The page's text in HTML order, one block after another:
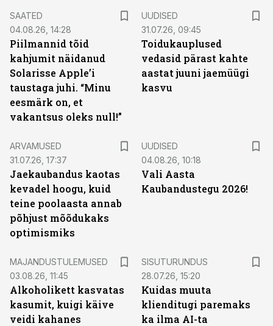
SAATED
04.08.26, 14:28
Piilmannid tõid
kahjumit näidanud
Solarisse Apple’i
taustaga juhi. “Minu
eesmärk on, et
vakantsus oleks null!”
UUDISED
31.07.26, 09:45
Toidukauplused
vedasid pärast kahte
aastat juuni jaemüügi
kasvu
ARVAMUSED
31.07.26, 17:37
Jaekaubandus kaotas
kevadel hoogu, kuid
teine poolaasta annab
põhjust mõõdukaks
optimismiks
UUDISED
04.08.26, 10:18
Vali Aasta
Kaubandustegu 2026!
MAJANDUSTULEMUSED
03.08.26, 11:45
Alkoholikett kasvatas
kasumit, kuigi käive
veidi kahanes
SISUTURUNDUS
28.07.26, 15:20
Kuidas muuta
klienditugi paremaks
ka ilma AI-ta